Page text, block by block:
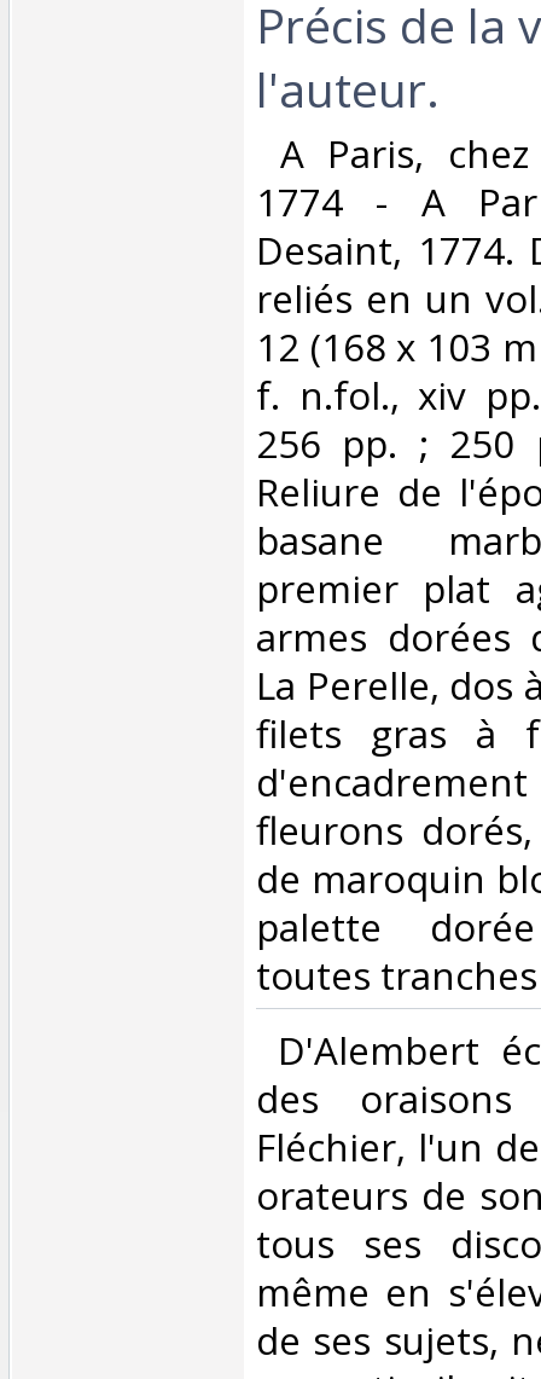
Précis de la
l'auteur.‎
A Paris,
1774 - A
Desaint, 1774.
reliés en un
12 (168 x 103
f. n.fol., xiv
256 pp. ;
Reliure de
basane
premier plat
armes dorées
La Perelle, dos
filets gras à
fleurons
de maroquin
palette
toutes
D'Alembert
des
Fléchier, l'un
orateurs de
tous ses
même en
de ses sujets,